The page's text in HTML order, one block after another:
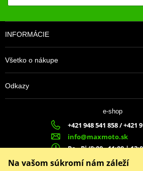
INFORMÁCIE
Všetko o nákupe
Odkazy
e-shop
+421 948 541 858 / +421
info@maxmoto.sk
Po - Pi (8:00 - 11:00 |
MAX
MOTO s.r.o.
Slovenských dobrovoľníkov
Na vašom súkromí nám záleží